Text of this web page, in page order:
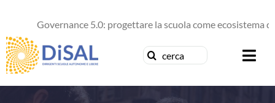
contenuto
Governance 5.0: progettare la scuola come ecosistema di
Cerca